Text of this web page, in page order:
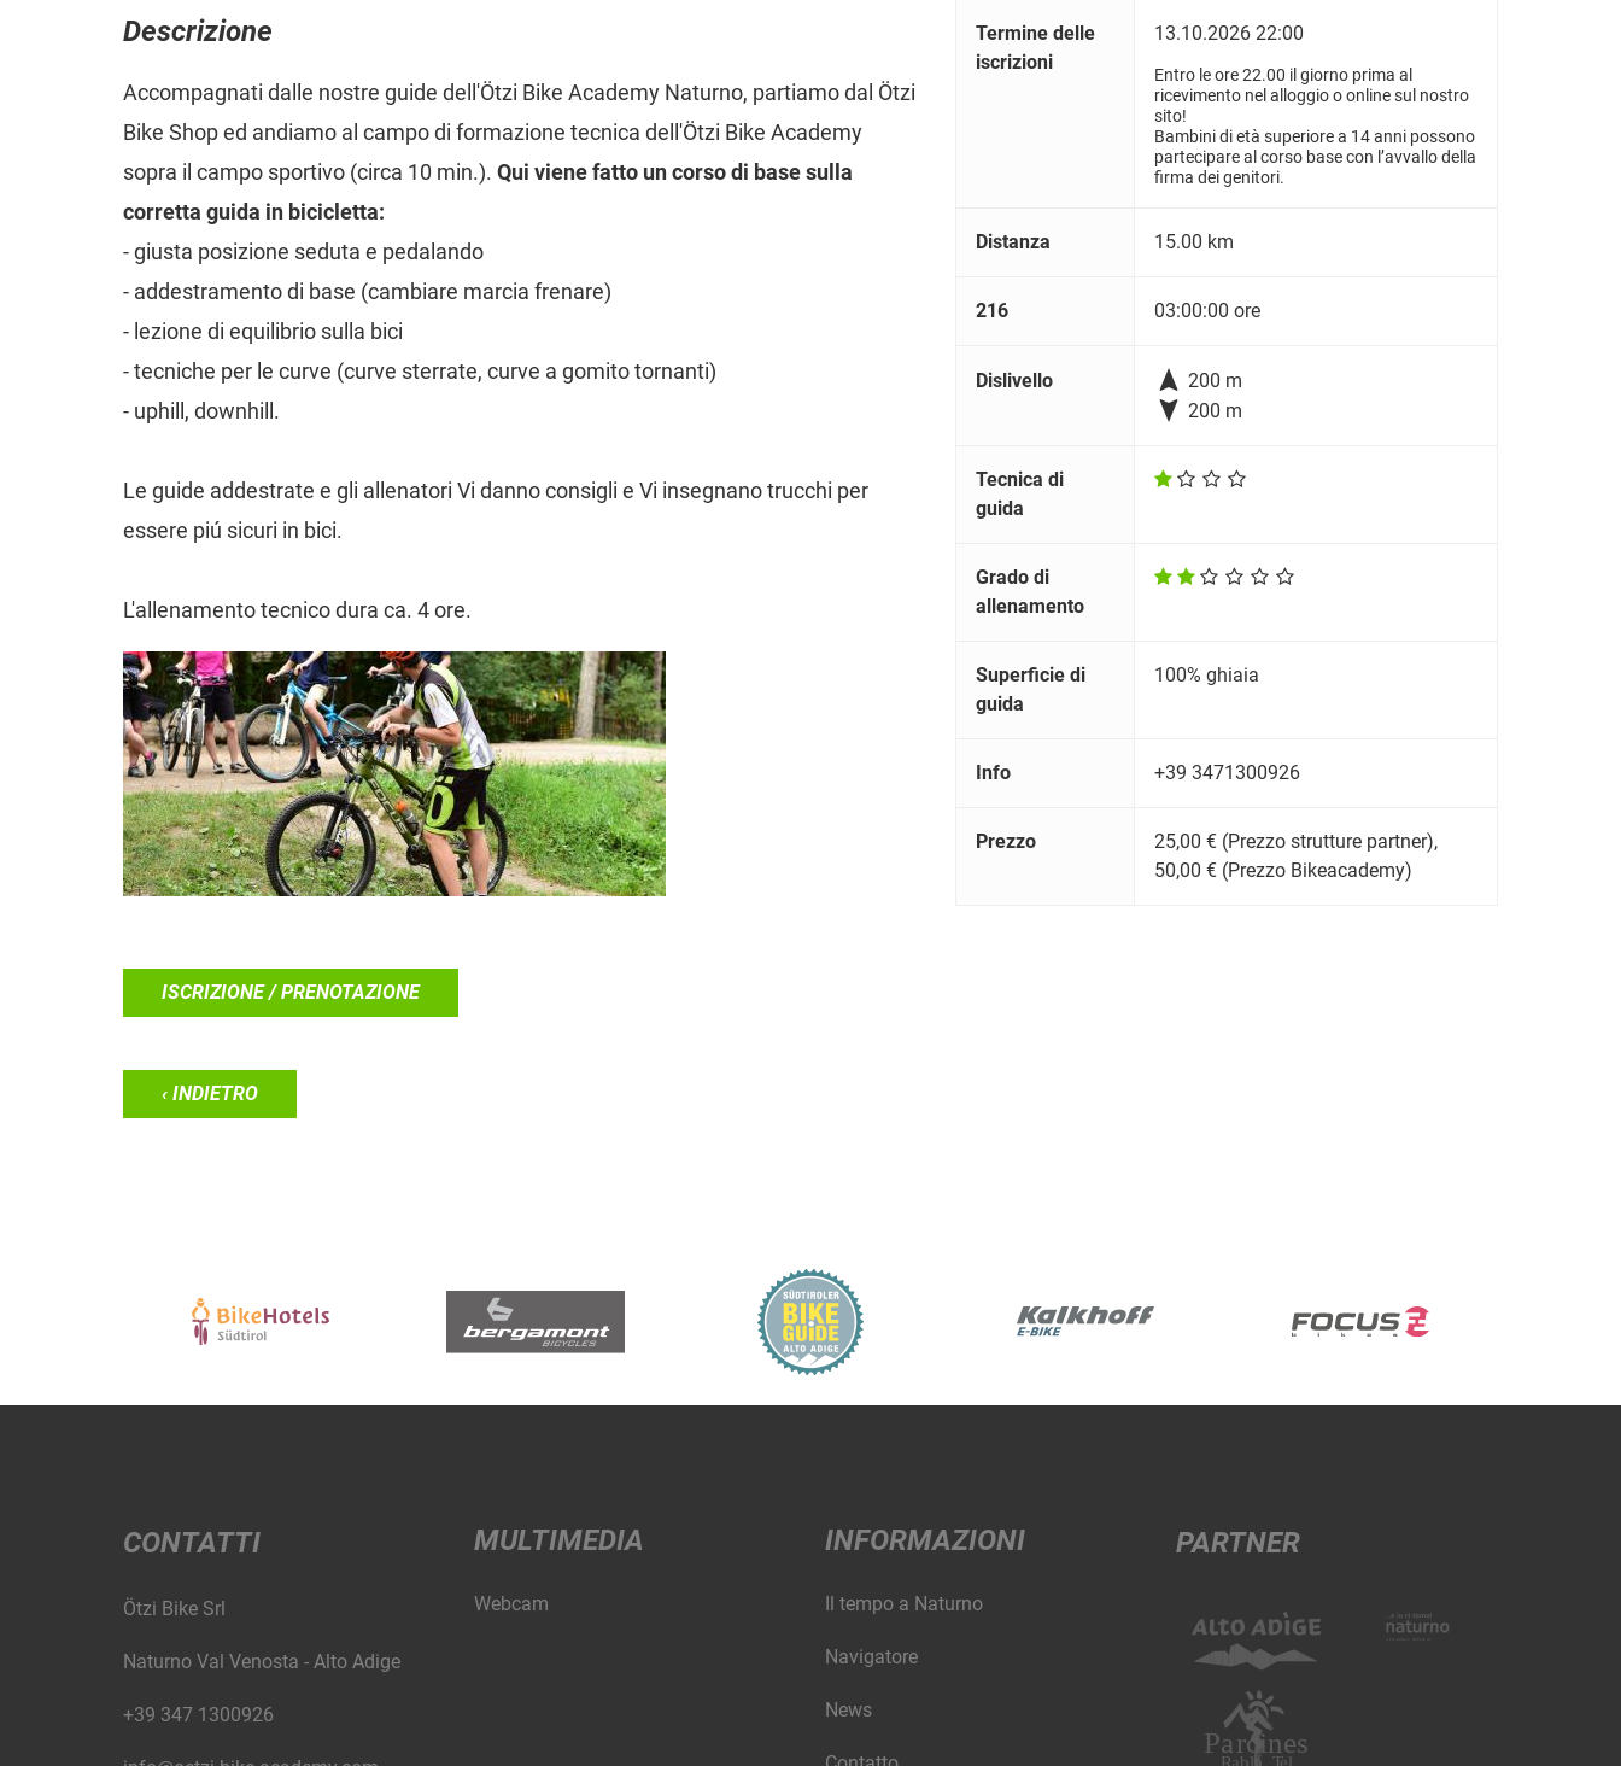
Termine delle
iscrizioni
13.10.2026 22:00
Entro le ore 22.00 il giorno prima al
ricevimento nel alloggio o online sul nostro
sito!
Bambini di età superiore a 14 anni possono
partecipare al corso base con l’avvallo della
firma dei genitori.
Distanza 15.00 km
216 03:00:00 ore
Dislivello  200 m
 200 m
Tecnica di
guida
Grado di
allenamento
Superficie di
guida
100% ghiaia
Info +39 3471300926
Prezzo
25,00 € (Prezzo strutture partner),
50,00 € (Prezzo Bikeacademy)
Descrizione
Accompagnati dalle nostre guide dell'Ötzi Bike Academy Naturno, partiamo dal Ötzi
Bike Shop ed andiamo al campo di formazione tecnica dell'Ötzi Bike Academy
sopra il campo sportivo (circa 10 min.). Qui viene fatto un corso di base sulla
corretta guida in bicicletta:
- giusta posizione seduta e pedalando
- addestramento di base (cambiare marcia frenare)
- lezione di equilibrio sulla bici
- tecniche per le curve (curve sterrate, curve a gomito tornanti)
- uphill, downhill.
Le guide addestrate e gli allenatori Vi danno consigli e Vi insegnano trucchi per
essere piú sicuri in bici.
L'allenamento tecnico dura ca. 4 ore.
ISCRIZIONE / PRENOTAZIONE
‹ INDIETRO
CONTATTI
Ötzi Bike Srl
Naturno Val Venosta - Alto Adige
+39 347 1300926
MULTIMEDIA
Webcam
INFORMAZIONI
Il tempo a Naturno
Navigatore
News
PARTNER